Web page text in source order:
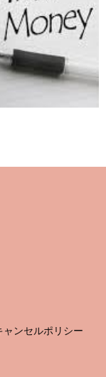
ャンセルポリシー